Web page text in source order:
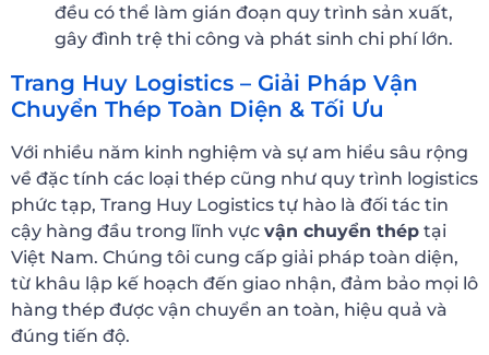
đều có thể làm gián đoạn quy trình sản xuất,
gây đình trệ thi công và phát sinh chi phí lớn.
Trang Huy Logistics – Giải Pháp Vận
Chuyển Thép Toàn Diện & Tối Ưu
Với nhiều năm kinh nghiệm và sự am hiểu sâu rộng
về đặc tính các loại thép cũng như quy trình logistics
phức tạp, Trang Huy Logistics tự hào là đối tác tin
cậy hàng đầu trong lĩnh vực vận chuyển thép tại
Việt Nam. Chúng tôi cung cấp giải pháp toàn diện,
từ khâu lập kế hoạch đến giao nhận, đảm bảo mọi lô
hàng thép được vận chuyển an toàn, hiệu quả và
đúng tiến độ.